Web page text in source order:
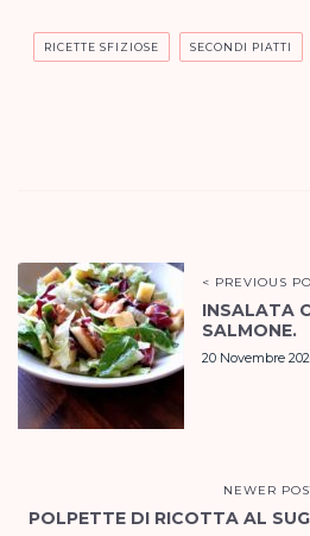
RICETTE SFIZIOSE SECONDI PIATTI
< PREVIOUS
INSALATA
SALMONE.
20 Novembre
NEWER
POLPETTE DI RICOTTA AL